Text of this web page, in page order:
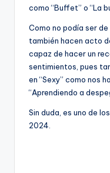
como “Buffet” o “La
Como no podía ser
también hacen acto
capaz de hacer un
sentimientos, pues
en “Sexy” como nos
“Aprendiendo a
Sin duda, es uno de
2024.